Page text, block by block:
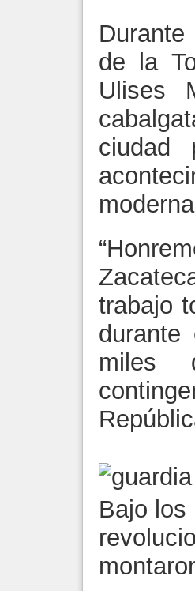
de la
Ulises
ciudad
trabajo
durante
miles
Bajo los